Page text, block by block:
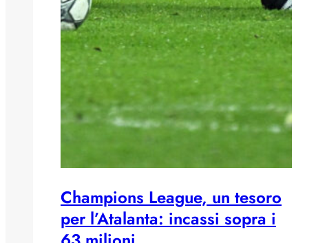
Champions League, un tesoro
per l’Atalanta: incassi sopra i